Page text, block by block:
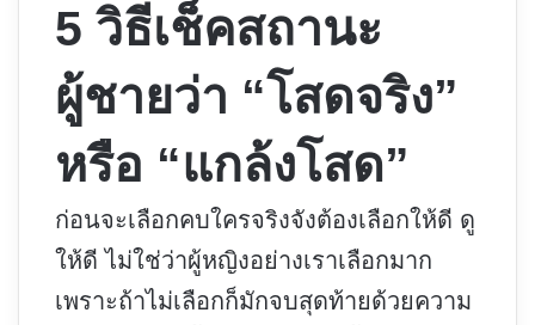
5 วิธีเช็คสถานะ
ผู้ชายว่า “โสดจริง”
หรือ “แกล้งโสด”
ก่อนจะเลือกคบใครจริงจังต้องเลือกให้ดี ดู
ให้ดี ไม่ใช่ว่าผู้หญิงอย่างเราเลือกมาก
เพราะถ้าไม่เลือกก็มักจบสุดท้ายด้วยความ